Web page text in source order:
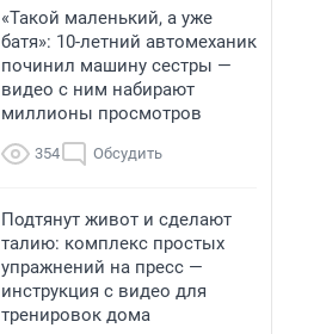
«Такой маленький, а уже
батя»: 10-летний автомеханик
починил машину сестры —
видео с ним набирают
миллионы просмотров
354 Обсудить
Подтянут живот и сделают
талию: комплекс простых
упражнений на пресс —
инструкция с видео для
тренировок дома